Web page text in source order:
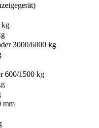
kg
3000/6000 kg
600/1500 kg
mm